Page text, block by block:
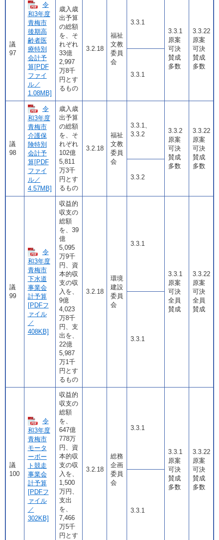
議
97
令
和3年度
青梅市
後期高
齢者医
療特別
会計予
算[PDF
ファイ
ル／
1.08MB]
歳入歳
出予算
の総額
を、そ
れぞれ
33億
2,997
万8千
円とす
るもの
3.2.18
福祉
文教
委員
会
3.3.1
3.3.1
原案
可決
賛成
多数
3.3.22
原案
可決
賛成
多数
3.3.1
議
98
令
和3年度
青梅市
介護保
険特別
会計予
算[PDF
ファイ
ル／
4.57MB]
歳入歳
出予算
の総額
を、そ
れぞれ
102億
5,811
万3千
円とす
るもの
3.2.18
福祉
文教
委員
会
3.3.1、
3.3.2
3.3.2
原案
可決
賛成
多数
3.3.22
原案
可決
賛成
多数
3.3.2
議
99
令
和3年度
青梅市
下水道
事業会
計予算
[PDFフ
ァイル
／
408KB]
収益的
収支の
総額
を、39
億
5,095
万9千
円、資
本的収
支の収
入を、
9億
4,023
万8千
円、支
出を、
22億
5,987
万1千
円とす
るもの
3.2.18
環境
建設
委員
会
3.3.1
3.3.1
原案
可決
全員
賛成
3.3.22
原案
可決
全員
賛成
3.3.1
議
100
令
和3年度
青梅市
モータ
ーボー
ト競走
事業会
計予算
[PDFフ
ァイル
／
302KB]
収益的
収支の
総額
を、
647億
778万
円、資
本的収
支の収
入を、
1,500
万円、
支出
を、
7,466
万5千
円とす
3.2.18
総務
企画
委員
会
3.3.1
3.3.1
原案
可決
賛成
多数
3.3.22
原案
可決
賛成
多数
3.3.1